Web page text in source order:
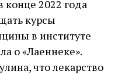
2022 года
курсы
в институте
о «Лаеннеке».
что лекарство